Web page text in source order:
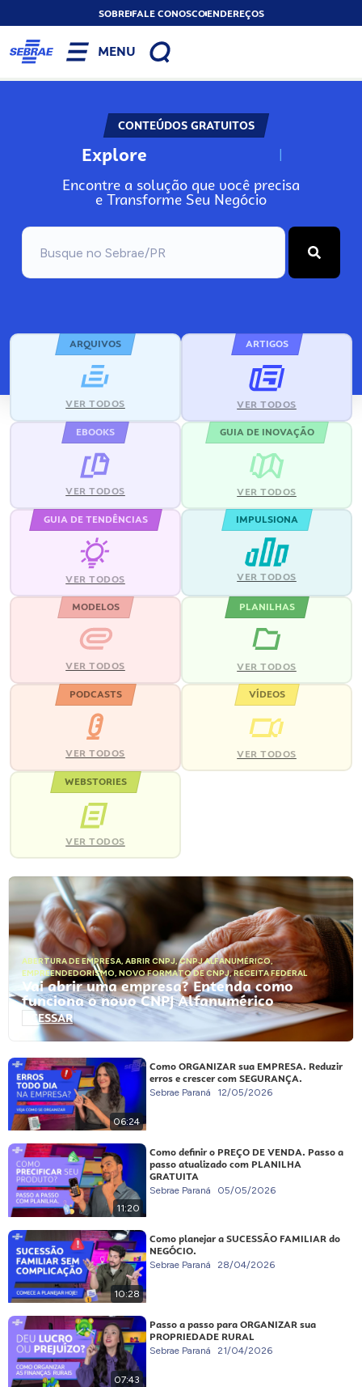
SOBREFALE CONOSCOENDEREÇOS
MENU
CONTEÚDOS GRATUITOS
Explore N
Encontre a solução que você precisa
e Transforme Seu Negócio
ARQUIVOS
VER TODOS
ARTIGOS
VER TODOS
EBOOKS
VER TODOS
GUIA DE INOVAÇÃO
VER TODOS
GUIA DE TENDÊNCIAS
VER TODOS
IMPULSIONA
VER TODOS
MODELOS
VER TODOS
PLANILHAS
VER TODOS
PODCASTS
VER TODOS
VÍDEOS
VER TODOS
WEBSTORIES
VER TODOS
ABERTURA DE EMPRESA, ABRIR CNPJ,CNPJ ALFANUMÉRICO,
EMPREENDEDORISMO, NOVO FORMATO DE CNPJ,RECEITA FEDERAL
Vai abrir uma empresa? Entenda como
funciona o novo CNPJ Alfanumérico
ACESSAR
06:24
Como ORGANIZAR sua EMPRESA. Reduzir
erros e crescer com SEGURANÇA.
Sebrae Paraná 12/05/2026
11:20
Como definir o PREÇO DE VENDA. Passo a
passo atualizado com PLANILHA
GRATUITA
Sebrae Paraná 05/05/2026
10:28
Como planejar a SUCESSÃO FAMILIAR do
NEGÓCIO.
Sebrae Paraná 28/04/2026
07:43
Passo a passo para ORGANIZAR sua
PROPRIEDADE RURAL
Sebrae Paraná 21/04/2026